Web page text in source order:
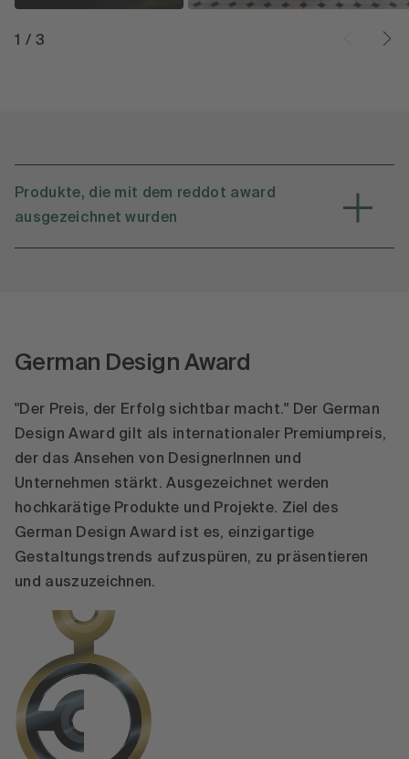
1 /3
Produkte, die mit dem reddot award
ausgezeichnet wurden
German Design Award
"Der Preis, der Erfolg sichtbar macht." Der German
Design Award gilt als internationaler Premiumpreis,
der das Ansehen von DesignerInnen und
Unternehmen stärkt. Ausgezeichnet werden
hochkarätige Produkte und Projekte. Ziel des
German Design Award ist es, einzigartige
Gestaltungstrends aufzuspüren, zu präsentieren
und auszuzeichnen.